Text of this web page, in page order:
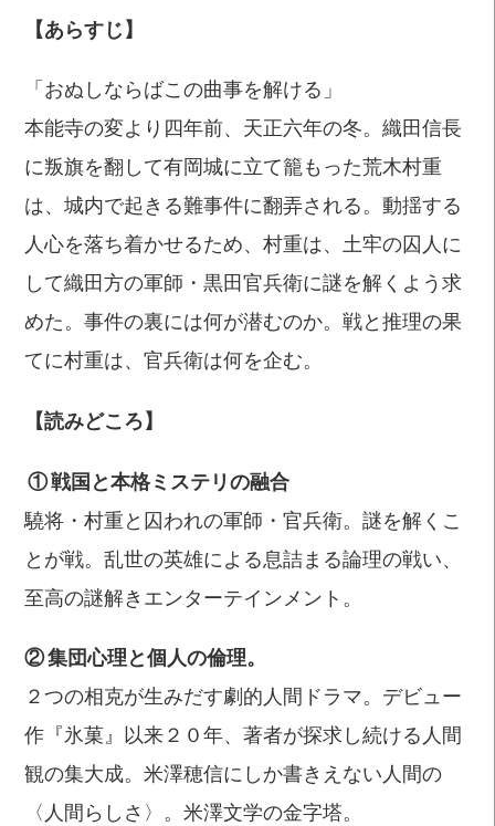
【あらすじ】
「おぬしならばこの曲事を解ける」
本能寺の変より四年前、天正六年の冬。織田信長
に叛旗を翻して有岡城に立て籠もった荒木村重
は、城内で起きる難事件に翻弄される。動揺する
人心を落ち着かせるため、村重は、土牢の囚人に
して織田方の軍師・黒田官兵衛に謎を解くよう求
めた。事件の裏には何が潜むのか。戦と推理の果
てに村重は、官兵衛は何を企む。
【読みどころ】
① 戦国と本格ミステリの融合
驍将・村重と囚われの軍師・官兵衛。謎を解くこ
とが戦。乱世の英雄による息詰まる論理の戦い、
至高の謎解きエンターテインメント。
② 集団心理と個人の倫理。
２つの相克が生みだす劇的人間ドラマ。デビュー
作『氷菓』以来２０年、著者が探求し続ける人間
観の集大成。米澤穂信にしか書きえない人間の
〈人間らしさ〉。米澤文学の金字塔。